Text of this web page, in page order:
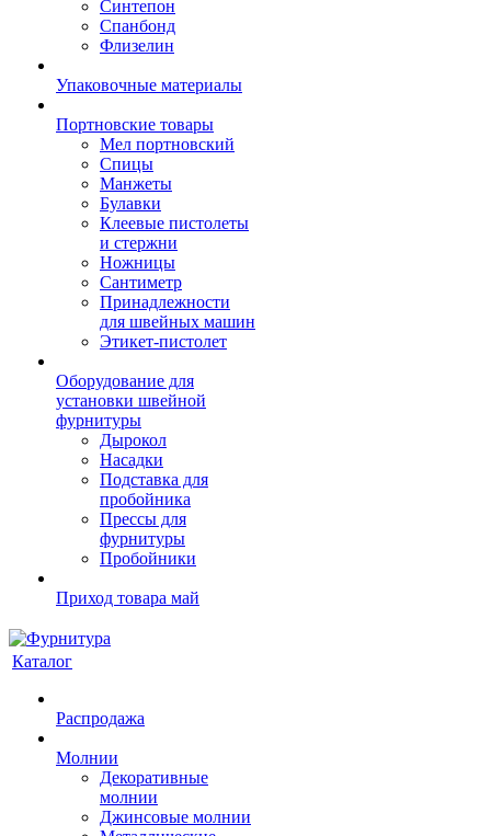
Синтепон
Спанбонд
Флизелин
Упаковочные материалы
Портновские товары
Мел портновский
Спицы
Манжеты
Булавки
Клеевые пистолеты
и стержни
Ножницы
Сантиметр
Принадлежности
для швейных машин
Этикет-пистолет
Оборудование для
установки швейной
фурнитуры
Дырокол
Насадки
Подставка для
пробойника
Прессы для
фурнитуры
Пробойники
Приход товара май
Каталог
Распродажа
Молнии
Декоративные
молнии
Джинсовые молнии